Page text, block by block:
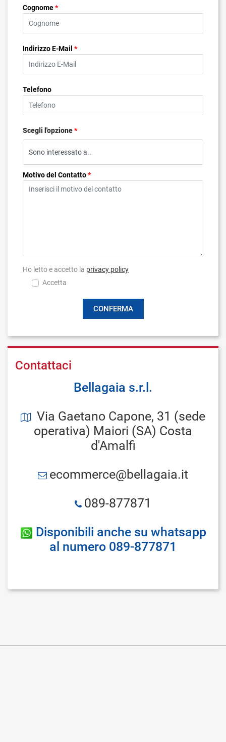
Cognome*
Indirizzo E-Mail *
Telefono
Scegli l'opzione*
Motivo del Contatto*
Ho letto e accetto la privacy policy
Accetta
Contattaci
Bellagaia s.r.l.
Via Gaetano Capone, 31 (sede
operativa) Maiori (SA) Costa
d'Amalfi
ecommerce@bellagaia.it
089-877871
Disponibili anche su whatsapp
al numero 089-877871